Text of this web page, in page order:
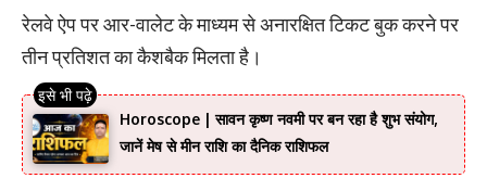
रेलवे ऐप पर आर-वालेट के माध्यम से अनारक्षित टिकट बुक करने पर
तीन प्रतिशत का कैशबैक मिलता है।
Horoscope | सावन कृष्ण नवमी पर बन रहा है शुभ संयोग,
जानें मेष से मीन राशि का दैनिक राशिफल